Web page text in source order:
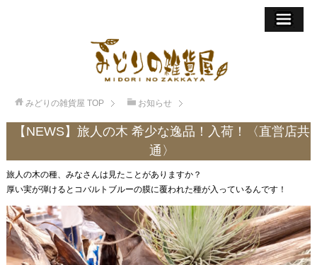
みどりの雑貨屋 TOP お知らせ
【NEWS】旅人の木 希少な逸品！入荷！〈直営店共
通〉
旅人の木の種、みなさんは見たことがありますか？
厚い実が弾けるとコバルトブルーの膜に覆われた種が入っているんです！